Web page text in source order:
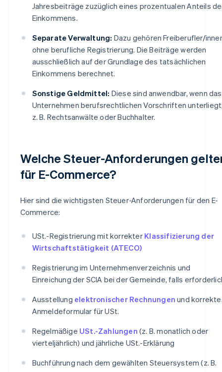
Jahresbeiträge zuzüglich eines prozentualen Anteils
Einkommens.
Separate Verwaltung: Dazu gehören Freiberufler/
ohne berufliche Registrierung. Die Beiträge werden
ausschließlich auf der Grundlage des tatsächlichen
Einkommens berechnet.
Sonstige Geldmittel: Diese sind anwendbar, wenn das
Unternehmen berufsrechtlichen Vorschriften
z. B. Rechtsanwälte oder Buchhalter.
Welche Steuer-Anforderungen
für E-Commerce?
Hier sind die wichtigsten Steuer-Anforderungen für den E-
Commerce:
USt.-Registrierung mit korrekter Klassifizierung der
Wirtschaftstätigkeit (ATECO)
Registrierung im Unternehmenverzeichnis und
Einreichung der SCIA bei der Gemeinde, falls
Ausstellung elektronischer Rechnungen und
Anmeldeformular für USt.
Regelmäßige USt.-Zahlungen (z. B. monatlich oder
vierteljährlich) und jährliche USt.-Erklärung
Buchführung nach dem gewählten Steuersystem (z. B.